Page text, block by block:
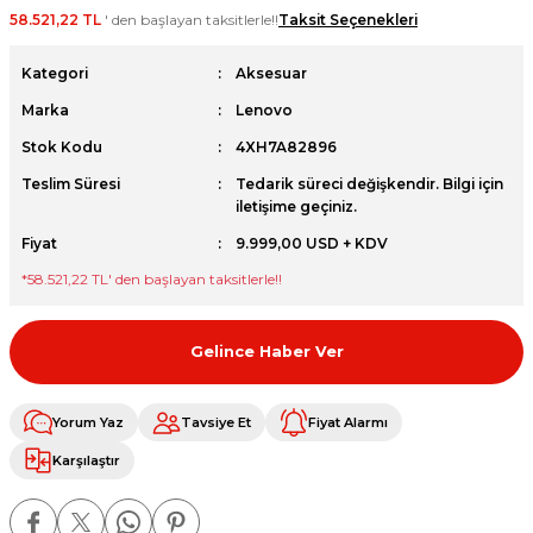
58.521,22 TL ' den başlayan taksitlerle!!Taksit Seçenekleri
Kategori Aksesuar
Marka Lenovo
Stok Kodu 4XH7A82896
Teslim Süresi
Tedarik süreci değişkendir. Bilgi için
iletişime geçiniz.
Fiyat
9.999,00 USD + KDV
*58.521,22 TL' den başlayan taksitlerle!!
Gelince Haber Ver
Yorum Yaz Tavsiye Et Fiyat Alarmı
Karşılaştır